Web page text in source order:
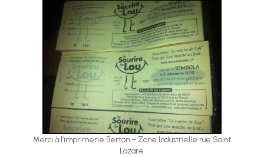
Merci à l’imprimerie Berton – Zone Industrielle rue Saint
Lazare